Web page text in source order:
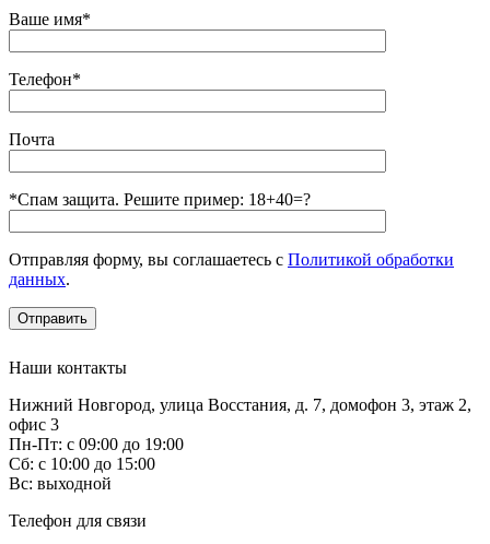
Ваше имя*
Телефон*
Почта
*Спам защита. Решите пример: 18+40=?
Отправляя форму, вы соглашаетесь с Политикой обработки
данных.
Наши контакты
Нижний Новгород, улица Восстания, д. 7, домофон 3, этаж 2,
офис 3
Пн-Пт: с 09:00 до 19:00
Сб: с 10:00 до 15:00
Вс: выходной
Телефон для связи